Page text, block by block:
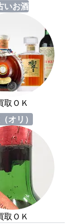
いお酒
取ＯＫ
オリ）
取ＯＫ